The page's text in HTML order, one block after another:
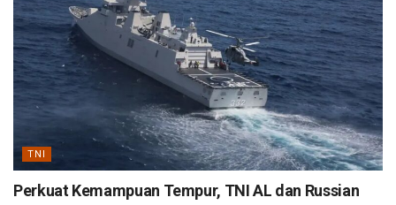
TNI
Perkuat Kemampuan Tempur, TNI AL dan Russian